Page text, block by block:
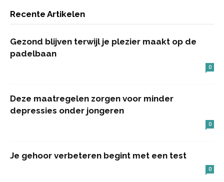
Recente Artikelen
Gezond blijven terwijl je plezier maakt op de
padelbaan
0
Deze maatregelen zorgen voor minder
depressies onder jongeren
0
Je gehoor verbeteren begint met een test
0